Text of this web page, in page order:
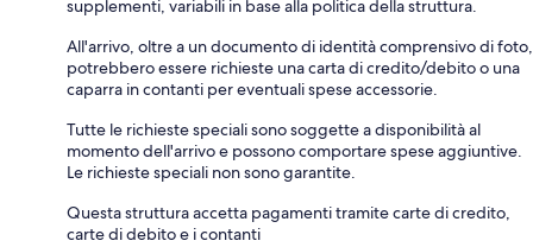
supplementi, variabili in base alla politica della struttura.
All'arrivo, oltre a un documento di identità comprensivo di foto,
potrebbero essere richieste una carta di credito/debito o una
caparra in contanti per eventuali spese accessorie.
Tutte le richieste speciali sono soggette a disponibilità al
momento dell'arrivo e possono comportare spese aggiuntive.
Le richieste speciali non sono garantite.
Questa struttura accetta pagamenti tramite carte di credito,
carte di debito e i contanti